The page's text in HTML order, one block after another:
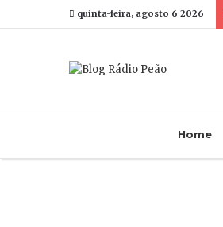
quinta-feira, agosto 6 2026
Home